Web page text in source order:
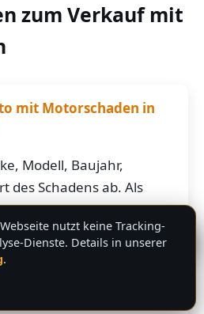
zum Verkauf mit
mit Motorschaden in
Modell, Baujahr,
des Schadens ab. Als
mit Motorschaden
der Karosserie und
hundert bis
Schicken Sie uns die
bekommen von uns eine
💬
nutzt keine Tracking-
Dienste. Details in unserer
.